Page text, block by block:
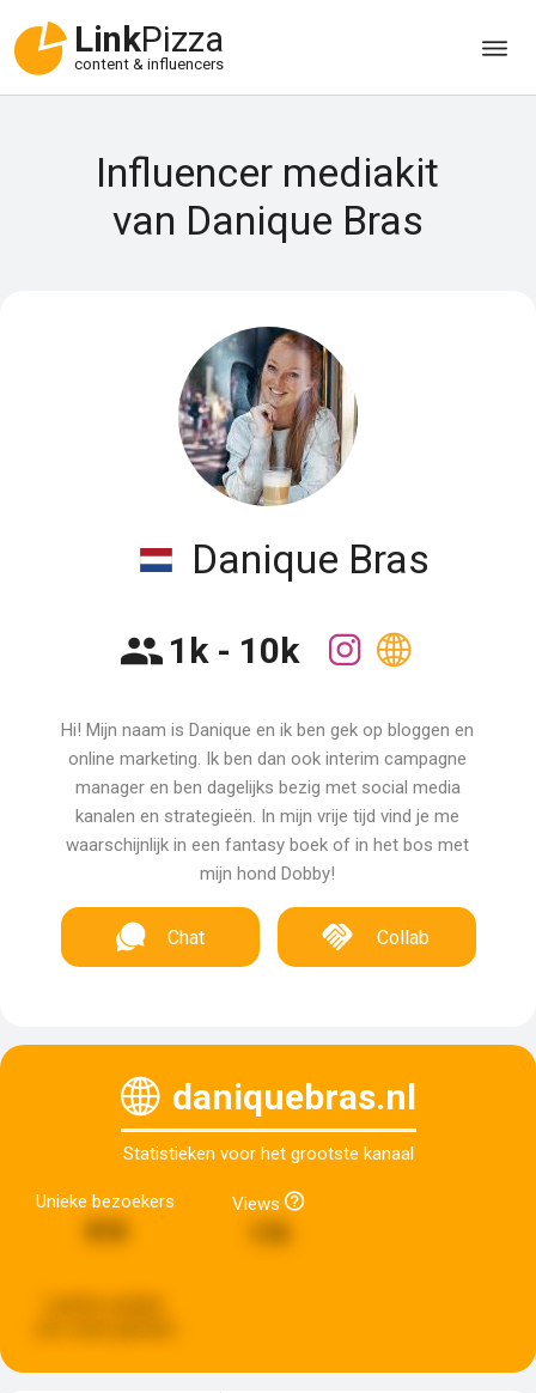
LinkPizza
content & influencers
Influencer mediakit
van Danique Bras
Danique Bras
1k - 10k
Hi! Mijn naam is Danique en ik ben gek op bloggen en
online marketing. Ik ben dan ook interim campagne
manager en ben dagelijks bezig met social media
kanalen en strategieën. In mijn vrije tijd vind je me
waarschijnlijk in een fantasy boek of in het bos met
mijn hond Dobby!
Chat Collab
daniquebras.nl
Statistieken voor het grootste kanaal
Unieke bezoekers Views